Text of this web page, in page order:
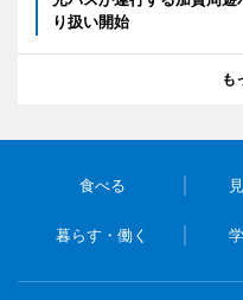
り扱い開始
も
食べる
暮らす・働く